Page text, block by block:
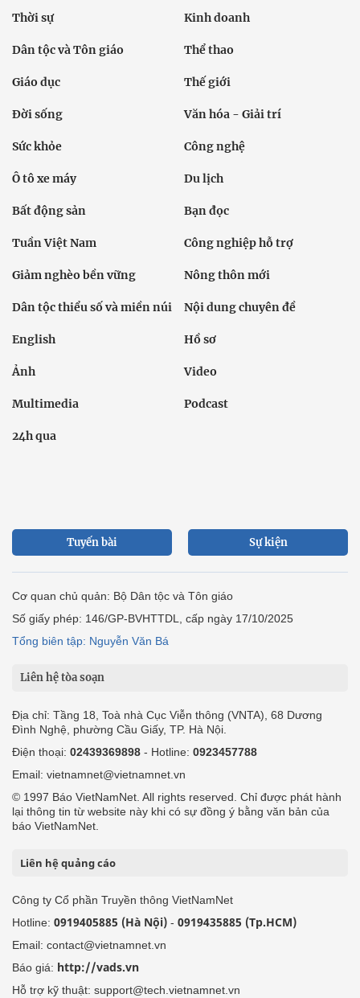
Thời sự Kinh doanh
Dân tộc và Tôn giáo Thể thao
Giáo dục Thế giới
Đời sống Văn hóa - Giải trí
Sức khỏe Công nghệ
Ô tô xe máy Du lịch
Bất động sản Bạn đọc
Tuần Việt Nam Công nghiệp hỗ trợ
Giảm nghèo bền vững Nông thôn mới
Dân tộc thiểu số và miền núi Nội dung chuyên đề
English Hồ sơ
Ảnh Video
Multimedia Podcast
24h qua
Tuyến bài Sự kiện
Cơ quan chủ quản: Bộ Dân tộc và Tôn giáo
Số giấy phép: 146/GP-BVHTTDL, cấp ngày 17/10/2025
Tổng biên tập: Nguyễn Văn Bá
Liên hệ tòa soạn
Địa chỉ: Tầng 18, Toà nhà Cục Viễn thông (VNTA), 68 Dương
Đình Nghệ, phường Cầu Giấy, TP. Hà Nội.
Điện thoại: 02439369898 - Hotline: 0923457788
Email: vietnamnet@vietnamnet.vn
© 1997 Báo VietNamNet. All rights reserved. Chỉ được phát hành
lại thông tin từ website này khi có sự đồng ý bằng văn bản của
báo VietNamNet.
Liên hệ quảng cáo
Công ty Cổ phần Truyền thông VietNamNet
Hotline: 0919405885 (Hà Nội) - 0919435885 (Tp.HCM)
Email: contact@vietnamnet.vn
Báo giá: http://vads.vn
Hỗ trợ kỹ thuật: support@tech.vietnamnet.vn